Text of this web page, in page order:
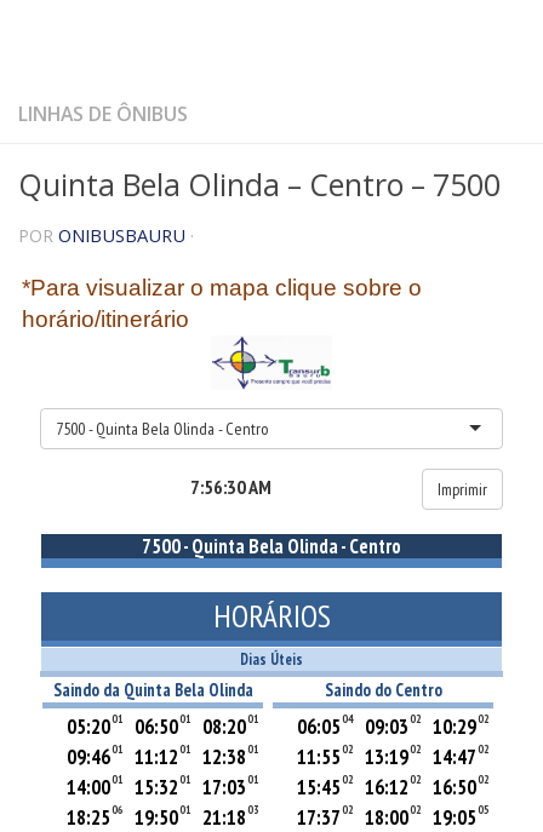
LINHAS DE ÔNIBUS
Quinta Bela Olinda – Centro – 7500
POR ONIBUSBAURU ·